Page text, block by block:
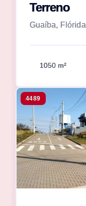
Terreno
Guaíba, Flórida
1050 m²
4489